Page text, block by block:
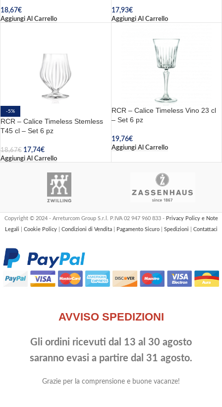
18,67€
Aggiungi Al Carrello
17,93€
Aggiungi Al Carrello
-5%
RCR – Calice Timeless Stemless
T45 cl – Set 6 pz
18,67€ 17,74€
Aggiungi Al Carrello
RCR – Calice Timeless Vino 23 cl
– Set 6 pz
19,76€
Aggiungi Al Carrello
Copyright © 2024 - Arreturcom Group S.r.l. P.IVA 02 947 960 833 - Privacy Policy e Note
Legali
Cookie Policy Condizioni di Vendita Pagamento Sicuro Spedizioni Contattaci
AVVISO SPEDIZIONI
Gli ordini ricevuti dal 13 al 30 agosto
saranno evasi a partire dal 31 agosto.
Grazie per la comprensione e buone vacanze!